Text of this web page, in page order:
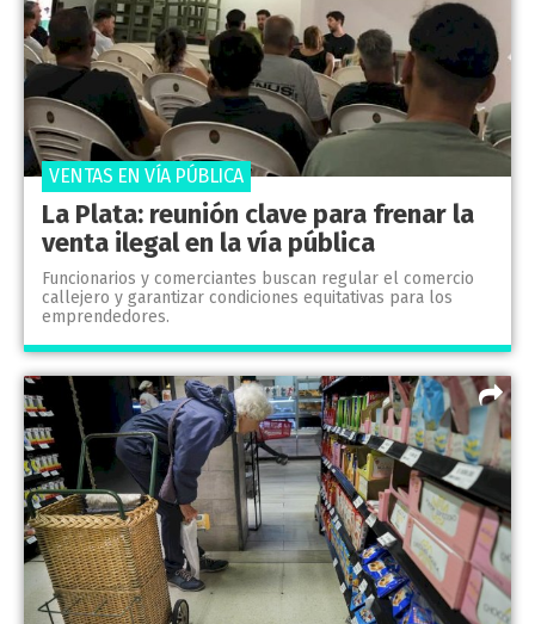
La Plata: reunión clave para frenar la
venta ilegal en la vía pública
Funcionarios y comerciantes buscan regular el comercio
callejero y garantizar condiciones equitativas para los
emprendedores.
VENTAS EN VÍA PÚBLICA